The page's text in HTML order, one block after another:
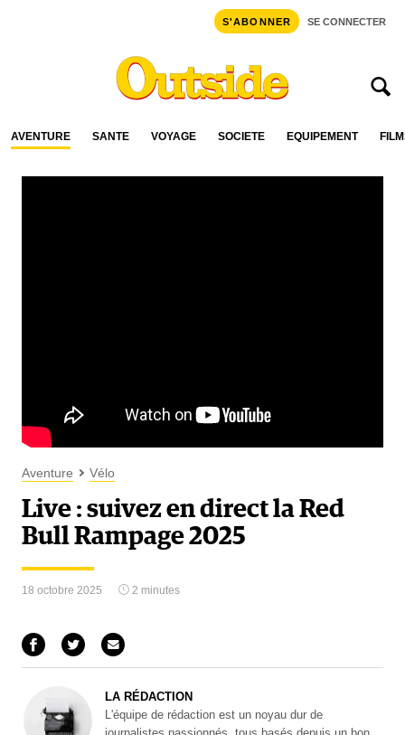
S'ABONNER SE CONNECTER
AVENTURE SANTÉ VOYAGE SOCIÉTÉ ÉQUIPEMENT
Aventure Vélo
Live : suivez en direct la Red
Bull Rampage 2025
18 octobre 2025 2 minutes
LA RÉDACTION
L'équipe de rédaction est un noyau dur de
journalistes passionnés, tous basés depuis un bon